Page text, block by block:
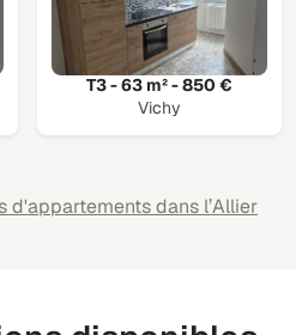
T3 - 63 m² - 850 €
Vichy
d'appartements dans l’Allier